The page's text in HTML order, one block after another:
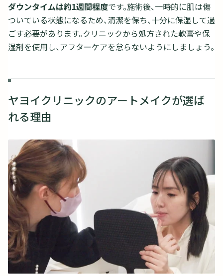
ダウンタイムは約1週間程度です。施術後、一時的に肌は傷
ついている状態になるため、清潔を保ち、十分に保湿して過
ごす必要があります。クリニックから処方された軟膏や保
湿剤を使用し、アフターケアを怠らないようにしましょう。
ヤヨイクリニックのアートメイクが選ば
れる理由